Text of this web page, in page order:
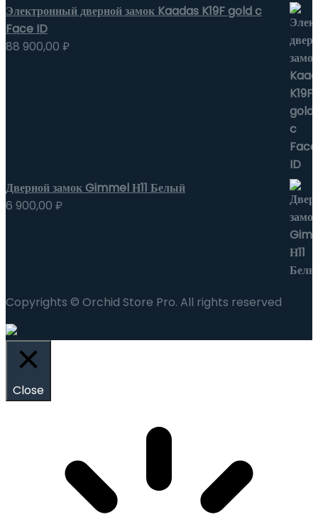
Электронный дверной замок Kaadas K19F gold c
Face ID
88 900,00 ₽
Дверной замок Gimmel Н11 Белый
6 900,00 ₽
Copyrights © Orchid Store Pro. All rights reserved
Close